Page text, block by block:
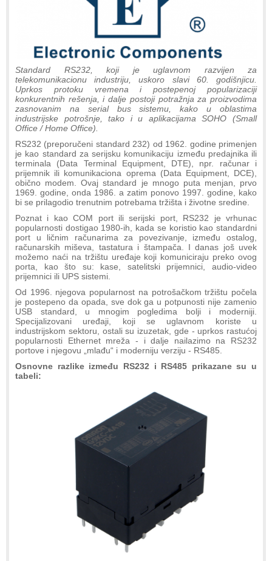
Standard RS232, koji je uglavnom razvijen za
telekomunikacionu industriju, uskoro slavi 60. godišnjicu.
Uprkos protoku vremena i postepenoj popularizaciji
konkurentnih rešenja, i dalje postoji potražnja za proizvodima
zasnovanim na serial bus sistemu, kako u oblastima
industrijske potrošnje, tako i u aplikacijama SOHO (Small
Office / Home Office).
RS232 (preporučeni standard 232) od 1962. godine primenjen
je kao standard za serijsku komunikaciju između predajnika ili
terminala (Data Terminal Equipment, DTE), npr. računar i
prijemnik ili komunikaciona oprema (Data Equipment, DCE),
obično modem. Ovaj standard je mnogo puta menjan, prvo
1969. godine, onda 1986. a zatim ponovo 1997. godine, kako
bi se prilagodio trenutnim potrebama tržišta i životne sredine.
Poznat i kao COM port ili serijski port, RS232 je vrhunac
popularnosti dostigao 1980-ih, kada se koristio kao standardni
port u ličnim računarima za povezivanje, između ostalog,
računarskih miševa, tastatura i štampača. I danas još uvek
možemo naći na tržištu uređaje koji komuniciraju preko ovog
porta, kao što su: kase, satelitski prijemnici, audio-video
prijemnici ili UPS sistemi.
Od 1996. njegova popularnost na potrošačkom tržištu počela
je postepeno da opada, sve dok ga u potpunosti nije zamenio
USB standard, u mnogim pogledima bolji i moderniji.
Specijalizovani uređaji, koji se uglavnom koriste u
industrijskom sektoru, ostali su izuzetak, gde - uprkos rastućoj
popularnosti Ethernet mreža - i dalje nailazimo na RS232
portove i njegovu „mlađu“ i moderniju verziju - RS485.
Osnovne razlike između RS232 i RS485 prikazane su u
tabeli: